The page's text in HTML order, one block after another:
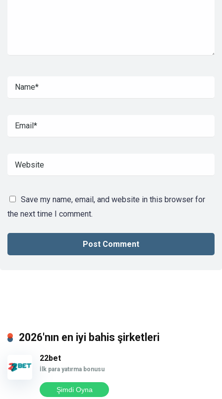
Save my name, email, and website in this browser for
the next time I comment.
2026'nın en iyi bahis şirketleri
22bet
İlk para yatırma bonusu
Şimdi Oyna